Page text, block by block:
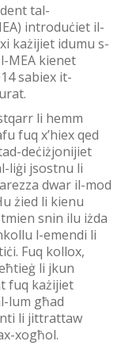
tal-
introduċiet il-
każijiet idumu s-
MEA kienet
sabiex it-
li hemm
fuq x’hiex qed
deċiżjonijiet
liġi jsostnu li
dwar il-mod
żied li kienu
snin ilu iżda
l-emendi li
Fuq kollox,
li jkun
fuq każijiet
lum għad
li jittrattaw
xogħol.